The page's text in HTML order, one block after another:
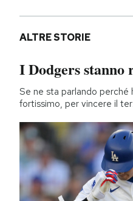
ALTRE STORIE
I Dodgers stanno
Se ne sta parlando
fortissimo, per vincere il